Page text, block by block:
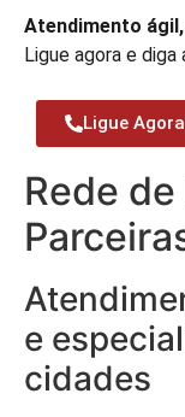
Atendimento
Ligue agora e diga
Ligue
Rede
e
cidades